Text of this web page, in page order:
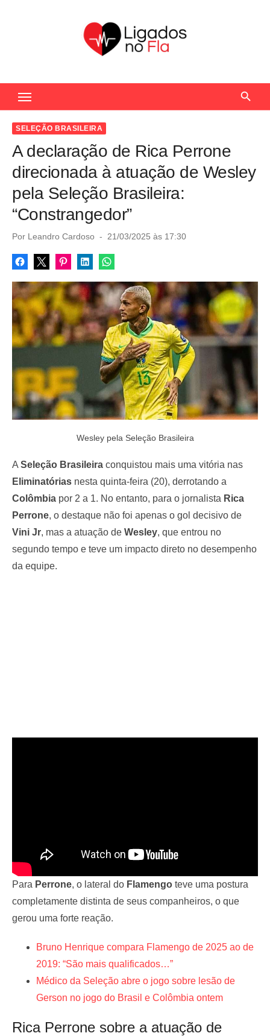
c
SELEÇÃO BRASILEIRA
A declaração de Rica Perrone
direcionada à atuação de Wesley
pela Seleção Brasileira:
“Constrangedor”
Por Leandro Cardoso
P
s
t
d
n
21/03/2025 às 17:30
Wesley pela Seleção Brasileira
A Seleção Brasileira conquistou mais uma vitória nas
Eliminatórias nesta quinta-feira (20), derrotando a
Colômbia por 2 a 1. No entanto, para o jornalista Rica
Perrone, o destaque não foi apenas o gol decisivo de
Vini Jr, mas a atuação de Wesley, que entrou no
segundo tempo e teve um impacto direto no desempenho
da equipe.
Para Perrone, o lateral do Flamengo teve uma postura
completamente distinta de seus companheiros, o que
gerou uma forte reação.
Bruno Henrique compara Flamengo de 2025 ao de
2019: “São mais qualificados…”
Médico da Seleção abre o jogo sobre lesão de
Gerson no jogo do Brasil e Colômbia ontem
Rica Perrone sobre a atuação de